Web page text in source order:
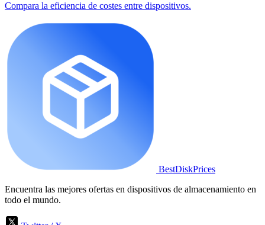
Compara la eficiencia de costes entre dispositivos.
BestDiskPrices
Encuentra las mejores ofertas en dispositivos de almacenamiento en
todo el mundo.